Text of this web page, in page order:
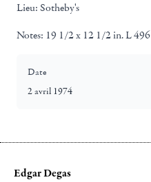
Lieu: Sotheby's
Notes: 19 1/2 x 12 1/2 in. L 496
Date
2 avril 1974
Edgar Degas